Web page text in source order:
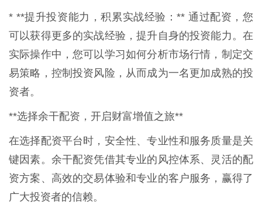
* **提升投资能力，积累实战经验：** 通过配资，您
可以获得更多的实战经验，提升自身的投资能力。在
实际操作中，您可以学习如何分析市场行情，制定交
易策略，控制投资风险，从而成为一名更加成熟的投
资者。
**选择余干配资，开启财富增值之旅**
在选择配资平台时，安全性、专业性和服务质量是关
键因素。余干配资凭借其专业的风控体系、灵活的配
资方案、高效的交易体验和专业的客户服务，赢得了
广大投资者的信赖。